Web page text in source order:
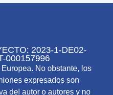
2023-1-DE02-
000157996
No obstante, los
expresados son
del autor o autores y no